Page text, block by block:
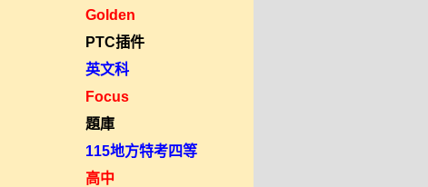
Golden
PTC插件
英文科
Focus
題庫
115地方特考四等
高中